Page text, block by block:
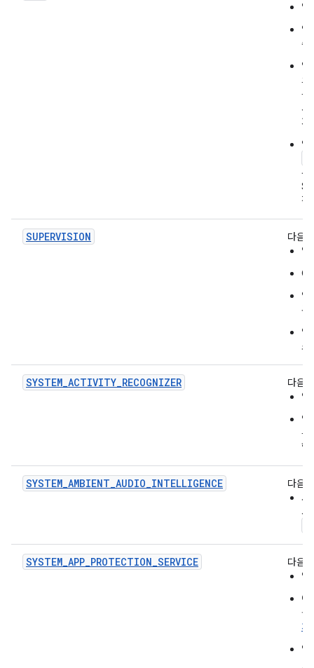
앱
수
앱
으
는
서
지
앱
두
작
SUPERVISION
다음
앱
록
앱
소
SYSTEM_ACTIVITY_RECOGNIZER
다음
는
할
SYSTEM_AMBIENT_AUDIO_INTELLIGENCE
다음
사
서
SYSTEM_APP_PROTECTION_SERVICE
다음
이
를
치